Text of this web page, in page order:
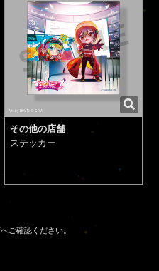
その他の店舗
ステッカー
ご確認ください。